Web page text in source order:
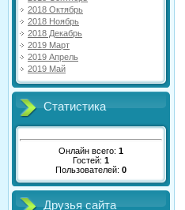
2018 Октябрь
2018 Ноябрь
2018 Декабрь
2019 Март
2019 Апрель
2019 Май
Статистика
Онлайн всего: 1
Гостей: 1
Пользователей: 0
Друзья сайта